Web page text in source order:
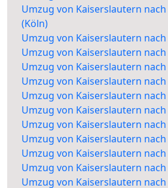
Umzug von Kaiserslautern
(Köln)
Umzug von Kaiserslautern
Umzug von Kaiserslautern
Umzug von Kaiserslautern
Umzug von Kaiserslautern
Umzug von Kaiserslautern
Umzug von Kaiserslautern
Umzug von Kaiserslautern
Umzug von Kaiserslautern
Umzug von Kaiserslautern
Umzug von Kaiserslautern
Umzug von Kaiserslautern